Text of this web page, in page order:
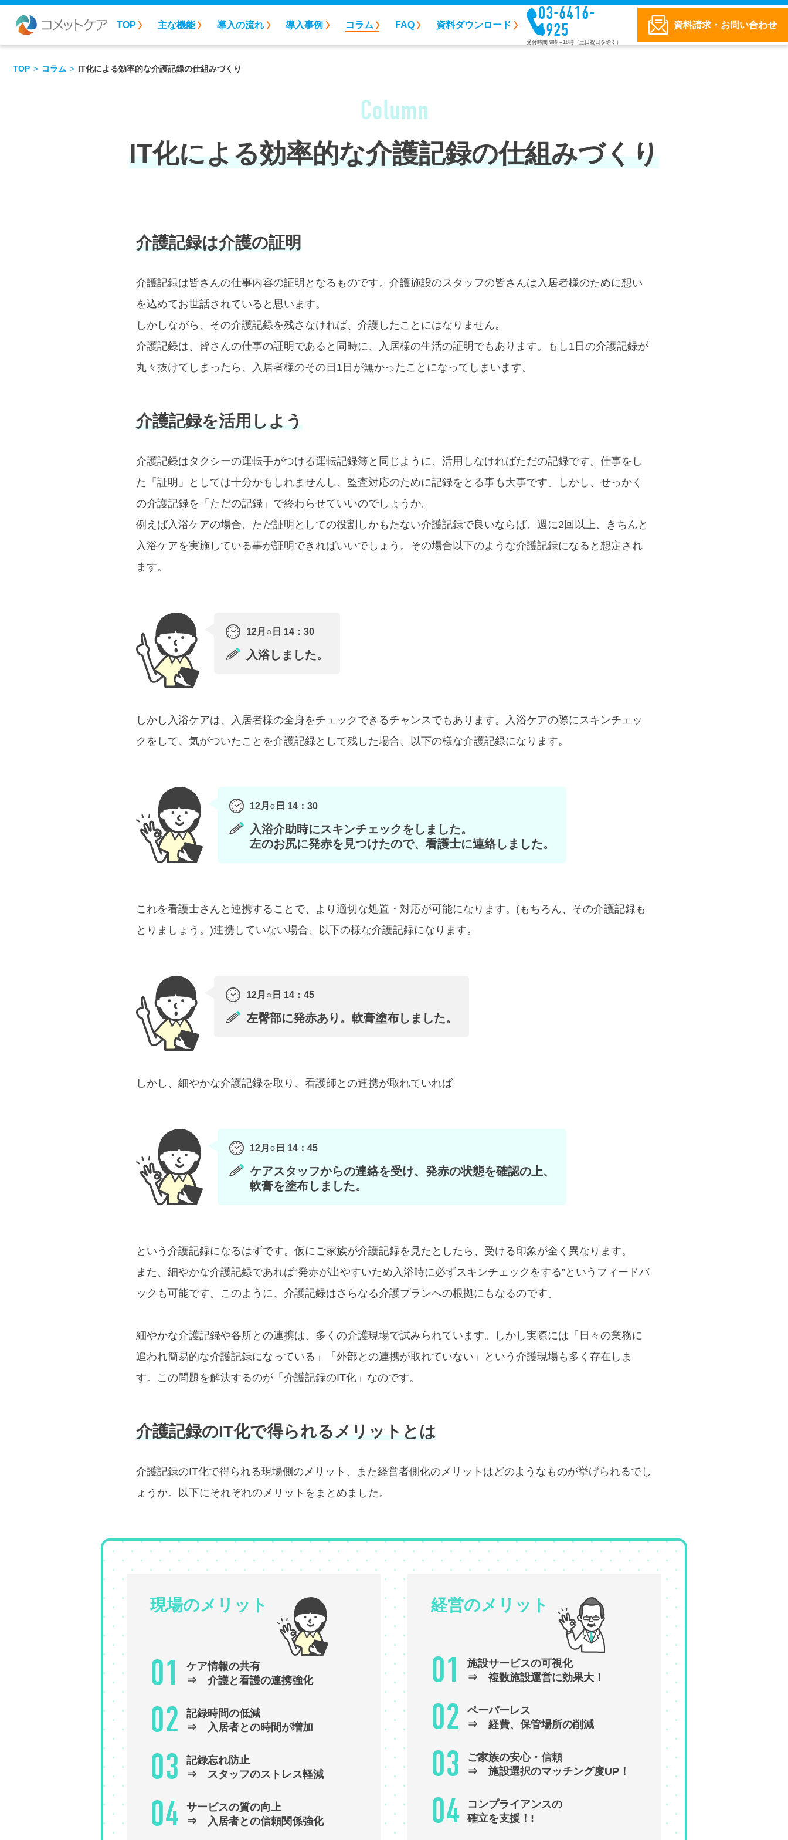
TOP 主な機能 導入の流れ 導入事例 コラム FAQ 資料ダウンロード
03-6416-
1925
受付時間 9時～18時（土日祝日を除く）
資料請求・お問い合わせ
TOP コラム IT化による効率的な介護記録の仕組みづくり
Column
IT化による効率的な介護記録の仕組みづくり
介護記録は介護の証明
介護記録は皆さんの仕事内容の証明となるものです。介護施設のスタッフの皆さんは入居者様のために想い
を込めてお世話されていると思います。
しかしながら、その介護記録を残さなければ、介護したことにはなりません。
介護記録は、皆さんの仕事の証明であると同時に、入居様の生活の証明でもあります。もし1日の介護記録が
丸々抜けてしまったら、入居者様のその日1日が無かったことになってしまいます。
介護記録を活用しよう
介護記録はタクシーの運転手がつける運転記録簿と同じように、活用しなければただの記録です。仕事をし
た「証明」としては十分かもしれませんし、監査対応のために記録をとる事も大事です。しかし、せっかく
の介護記録を「ただの記録」で終わらせていいのでしょうか。
例えば入浴ケアの場合、ただ証明としての役割しかもたない介護記録で良いならば、週に2回以上、きちんと
入浴ケアを実施している事が証明できればいいでしょう。その場合以下のような介護記録になると想定され
ます。
12月○日 14：30
入浴しました。
しかし入浴ケアは、入居者様の全身をチェックできるチャンスでもあります。入浴ケアの際にスキンチェッ
クをして、気がついたことを介護記録として残した場合、以下の様な介護記録になります。
12月○日 14：30
入浴介助時にスキンチェックをしました。
左のお尻に発赤を見つけたので、看護士に連絡しました。
これを看護士さんと連携することで、より適切な処置・対応が可能になります。(もちろん、その介護記録も
とりましょう。)連携していない場合、以下の様な介護記録になります。
12月○日 14：45
左臀部に発赤あり。軟膏塗布しました。
しかし、細やかな介護記録を取り、看護師との連携が取れていれば
12月○日 14：45
ケアスタッフからの連絡を受け、発赤の状態を確認の上、
軟膏を塗布しました。
という介護記録になるはずです。仮にご家族が介護記録を見たとしたら、受ける印象が全く異なります。
また、細やかな介護記録であれば“発赤が出やすいため入浴時に必ずスキンチェックをする”というフィードバ
ックも可能です。このように、介護記録はさらなる介護プランへの根拠にもなるのです。
細やかな介護記録や各所との連携は、多くの介護現場で試みられています。しかし実際には「日々の業務に
追われ簡易的な介護記録になっている」「外部との連携が取れていない」という介護現場も多く存在しま
す。この問題を解決するのが「介護記録のIT化」なのです。
介護記録のIT化で得られるメリットとは
介護記録のIT化で得られる現場側のメリット、また経営者側化のメリットはどのようなものが挙げられるでし
ょうか。以下にそれぞれのメリットをまとめました。
現場のメリット
01
ケア情報の共有
⇒ 介護と看護の連携強化
02
記録時間の低減
⇒ 入居者との時間が増加
03
記録忘れ防止
⇒ スタッフのストレス軽減
04
サービスの質の向上
⇒ 入居者との信頼関係強化
経営のメリット
01
施設サービスの可視化
⇒ 複数施設運営に効果大！
02
ペーパーレス
⇒ 経費、保管場所の削減
03
ご家族の安心・信頼
⇒ 施設選択のマッチング度UP！
04
コンプライアンスの
確立を支援！!